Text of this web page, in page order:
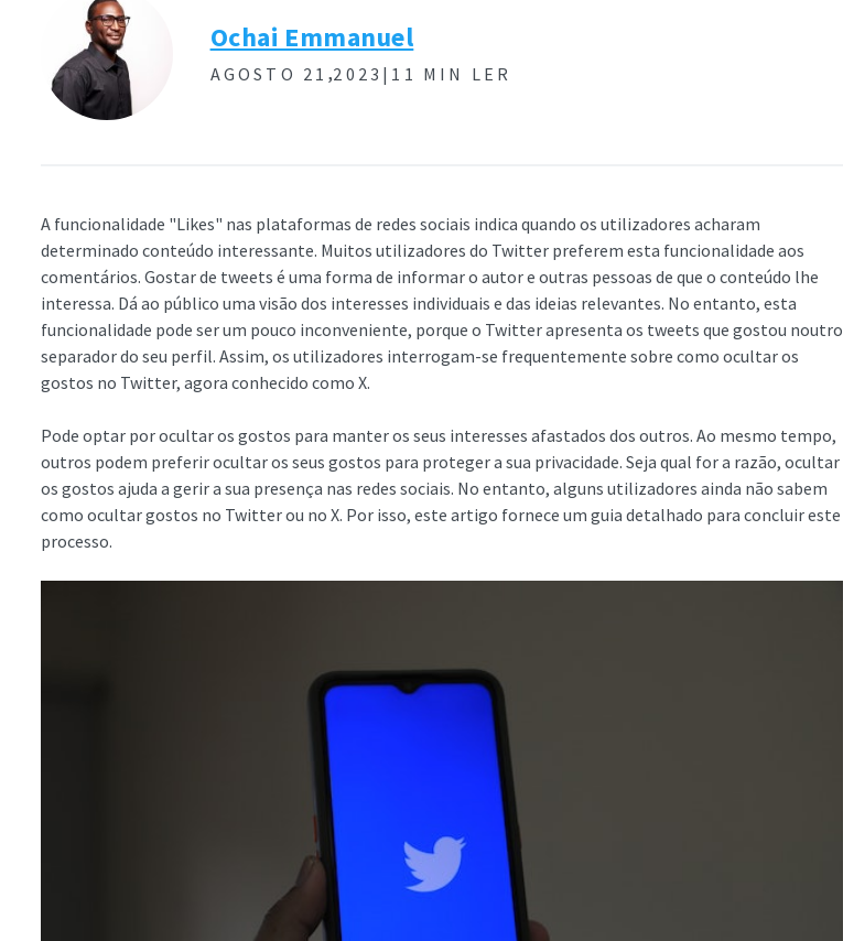
Ochai Emmanuel
AGOSTO 21 ,2023| 11 MIN LER
A funcionalidade "Likes" nas plataformas de redes sociais indica quando os utilizadores acharam
determinado conteúdo interessante. Muitos utilizadores do Twitter preferem esta funcionalidade aos
comentários. Gostar de tweets é uma forma de informar o autor e outras pessoas de que o conteúdo lhe
interessa. Dá ao público uma visão dos interesses individuais e das ideias relevantes. No entanto, esta
funcionalidade pode ser um pouco inconveniente, porque o Twitter apresenta os tweets que gostou noutro
separador do seu perfil. Assim, os utilizadores interrogam-se frequentemente sobre como ocultar os
gostos no Twitter, agora conhecido como X.
Pode optar por ocultar os gostos para manter os seus interesses afastados dos outros. Ao mesmo tempo,
outros podem preferir ocultar os seus gostos para proteger a sua privacidade. Seja qual for a razão, ocultar
os gostos ajuda a gerir a sua presença nas redes sociais. No entanto, alguns utilizadores ainda não sabem
como ocultar gostos no Twitter ou no X. Por isso, este artigo fornece um guia detalhado para concluir este
processo.